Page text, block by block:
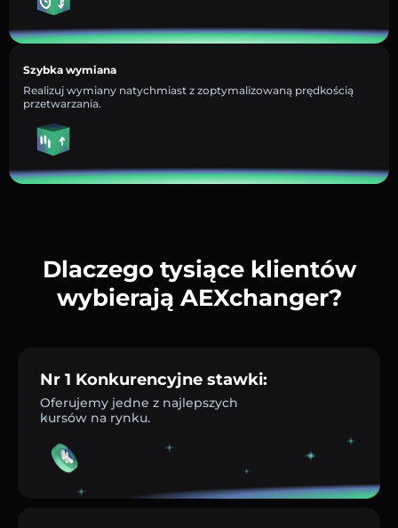
Szybka wymiana
Realizuj wymiany natychmiast z zoptymalizowaną prędkością
przetwarzania.
Dlaczego tysiące klientów
wybierają AEXchanger?
Nr 1 Konkurencyjne stawki:
Oferujemy jedne z najlepszych
kursów na rynku.